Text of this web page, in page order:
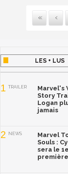
LES + LUS
1 TRAILER
Marvel's
Story
Logan
jamais
2 NEWS
Marvel
Souls :
sera le